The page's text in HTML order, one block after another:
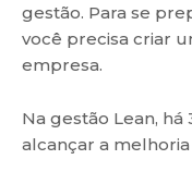
gestão. Para se
você precisa criar
empresa.
Na gestão Lean,
alcançar a